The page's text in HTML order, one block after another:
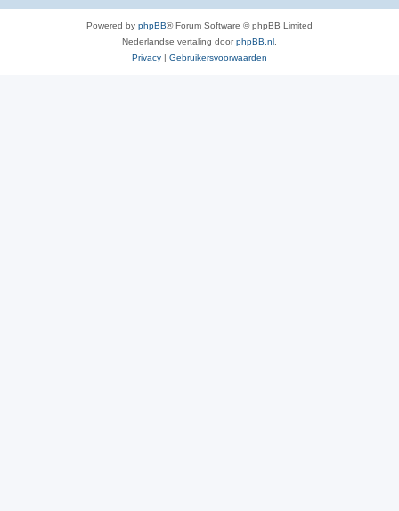
Powered by phpBB® Forum Software © phpBB Limited
Nederlandse vertaling doorphpBB.nl
Privacy | Gebruikersvoorwaarden